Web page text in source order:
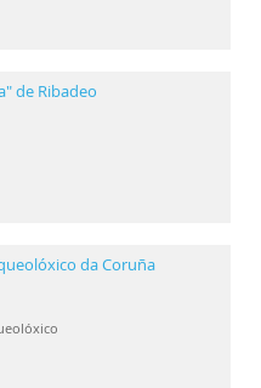
de Ribadeo
da Coruña